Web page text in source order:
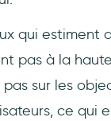
interactifs
qui estiment
pas à la
sur les
ce qui